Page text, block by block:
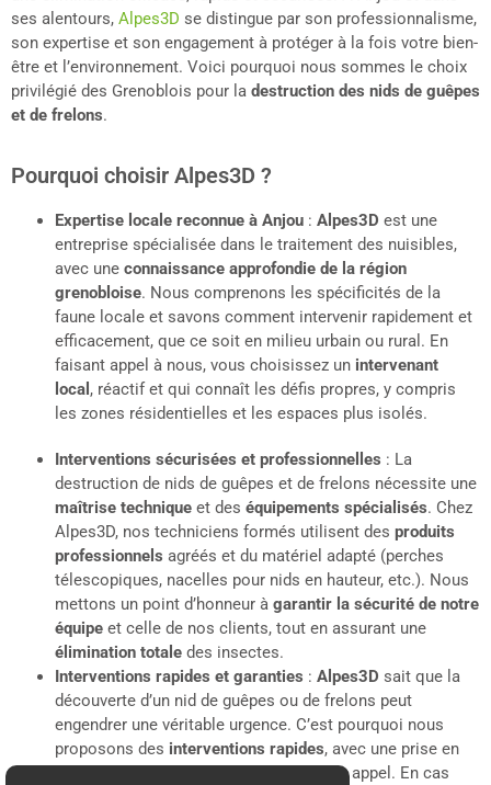
ses alentours, Alpes3D se distingue par son professionnalisme,
son expertise et son engagement à protéger à la fois votre bien-
être et l’environnement. Voici pourquoi nous sommes le choix
privilégié des Grenoblois pour la destruction des nids de guêpes
et de frelons.
Pourquoi choisir Alpes3D ?
Expertise locale reconnue à Anjou : Alpes3D est une
entreprise spécialisée dans le traitement des nuisibles,
avec une connaissance approfondie de la région
grenobloise. Nous comprenons les spécificités de la
faune locale et savons comment intervenir rapidement et
efficacement, que ce soit en milieu urbain ou rural. En
faisant appel à nous, vous choisissez un intervenant
local , réactif et qui connaît les défis propres, y compris
les zones résidentielles et les espaces plus isolés.
Interventions sécurisées et professionnelles : La
destruction de nids de guêpes et de frelons nécessite une
maîtrise technique et des équipements spécialisés. Chez
Alpes3D, nos techniciens formés utilisent des produits
professionnels agréés et du matériel adapté (perches
télescopiques, nacelles pour nids en hauteur, etc.). Nous
mettons un point d’honneur à garantir la sécurité de notre
équipe et celle de nos clients, tout en assurant une
élimination totale des insectes.
Interventions rapides et garanties : Alpes3D sait que la
découverte d’un nid de guêpes ou de frelons peut
engendrer une véritable urgence. C’est pourquoi nous
proposons des interventions rapides, avec une prise en
suivant votre appel. En cas